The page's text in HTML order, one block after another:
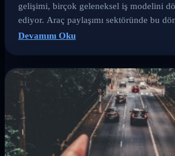
gelişimi, birçok geleneksel iş modelini
ediyor. Araç paylaşımı sektöründe bu
Devamını Oku